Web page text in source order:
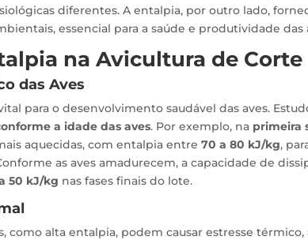
diferentes. A entalpia, por outro lado,
essencial para a saúde e produtividade das
na Avicultura de Corte
das Aves
para o desenvolvimento saudável das aves.
a idade das aves. Por exemplo, na primeira
aquecidas, com entalpia entre 70 a 80 kJ/kg,
as aves amadurecem, a capacidade de
50 kJ/kg nas fases finais do lote.
como alta entalpia, podem causar estresse térmico,